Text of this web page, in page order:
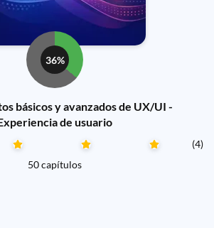
36%
básicos y avanzados de UX/UI -
de usuario
(4)
50 capítulos